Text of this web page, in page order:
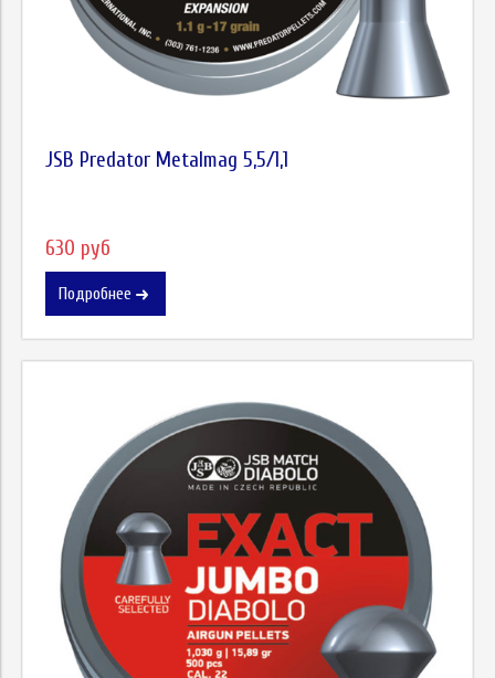
JSB Predator Metalmag 5,5/1,1
630 руб
Подробнее